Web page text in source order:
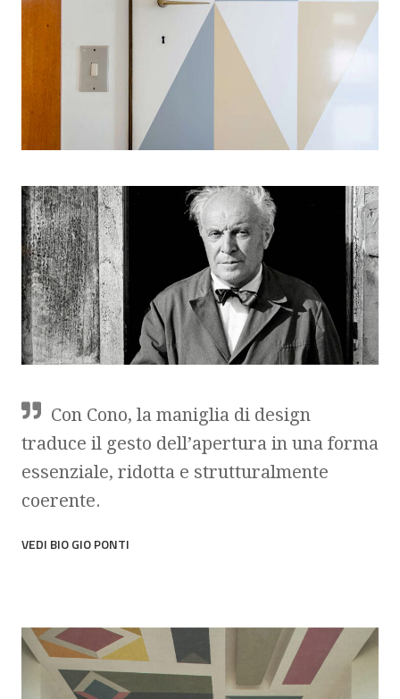
Con Cono, la maniglia di design
traduce il gesto dell’apertura in una forma
essenziale, ridotta e strutturalmente
coerente.
VEDI BIO GIO PONTI